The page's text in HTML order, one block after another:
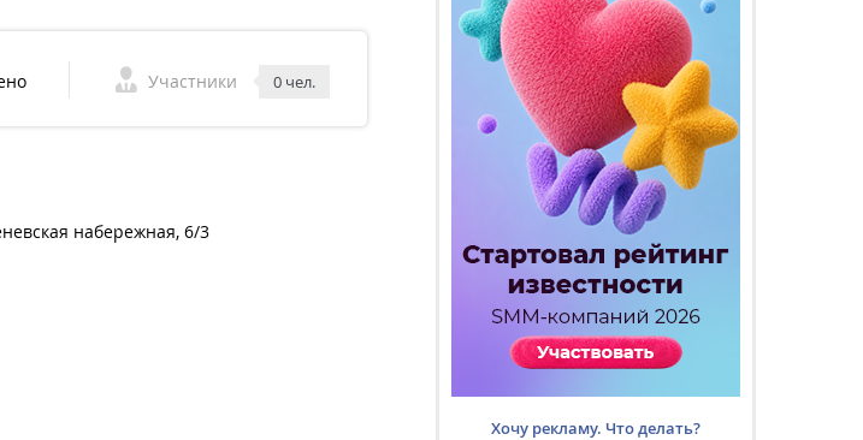
Участники 0 чел.
набережная, 6/3
Хочу рекламу. Что делать?